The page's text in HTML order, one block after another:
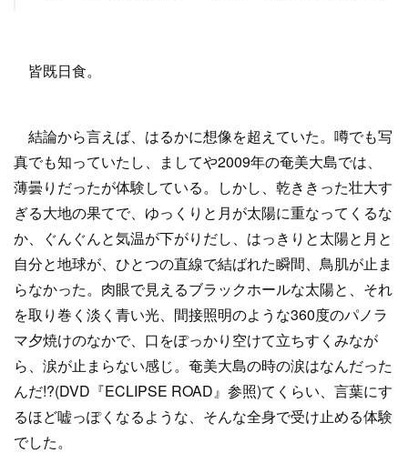
皆既日食。
結論から言えば、はるかに想像を超えていた。噂でも写
真でも知っていたし、ましてや2009年の奄美大島では、
薄曇りだったが体験している。しかし、乾ききった壮大す
ぎる大地の果てで、ゆっくりと月が太陽に重なってくるな
か、ぐんぐんと気温が下がりだし、はっきりと太陽と月と
自分と地球が、ひとつの直線で結ばれた瞬間、鳥肌が止ま
らなかった。肉眼で見えるブラックホールな太陽と、それ
を取り巻く淡く青い光、間接照明のような360度のパノラ
マ夕焼けのなかで、口をぽっかり空けて立ちすくみなが
ら、涙が止まらない感じ。奄美大島の時の涙はなんだった
んだ!?(DVD『ECLIPSE ROAD』参照)てくらい、言葉にす
るほど嘘っぽくなるような、そんな全身で受け止める体験
でした。